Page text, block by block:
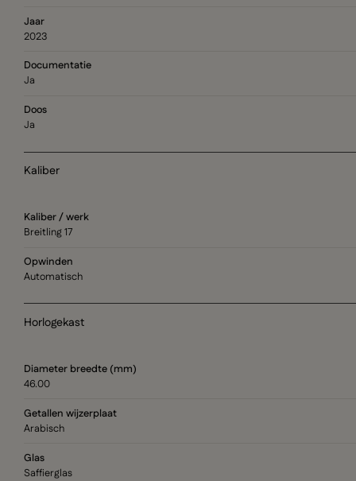
Jaar
2023
Documentatie
Ja
Doos
Ja
Kaliber
Kaliber / werk
Breitling 17
Opwinden
Automatisch
Horlogekast
Diameter breedte (mm)
46.00
Getallen wijzerplaat
Arabisch
Glas
Saffierglas